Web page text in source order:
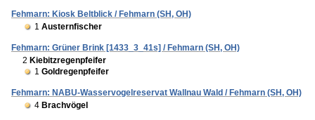
Fehmarn: Kiosk Beltblick / Fehmarn (SH, OH)
1 Austernfischer
Fehmarn: Grüner Brink [1433_3_41s] / Fehmarn (SH, OH)
2 Kiebitzregenpfeifer
1 Goldregenpfeifer
Fehmarn: NABU-Wasservogelreservat Wallnau Wald / Fehmarn (SH, OH)
4 Brachvögel